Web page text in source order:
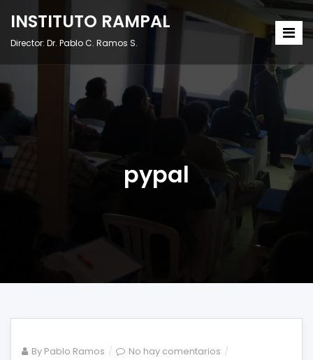
INSTITUTO RAMPAL
Director: Dr. Pablo C. Ramos S.
pypal
By Pablo Ramos No hay comentarios en